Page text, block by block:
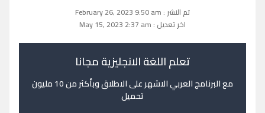
تم النشر : February 26, 2023 9:50 am
اخر تعديل : May 15, 2023 2:37 am
تعلم اللغة الانجليزية مجانا
مع البرنامج العربي الاشهر على الاطلاق وبأكثر من 10 مليون
تحميل